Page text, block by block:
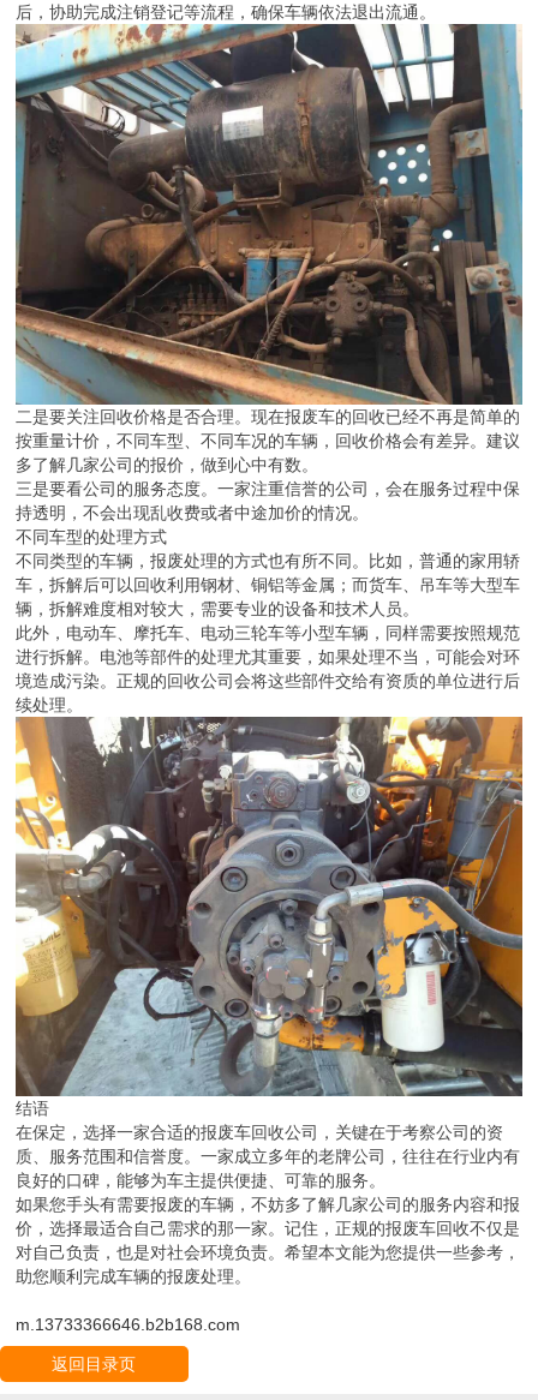
后，协助完成注销登记等流程，确保车辆依法退出流通。
二是要关注回收价格是否合理。现在报废车的回收已经不再是简单的
按重量计价，不同车型、不同车况的车辆，回收价格会有差异。建议
多了解几家公司的报价，做到心中有数。
三是要看公司的服务态度。一家注重信誉的公司，会在服务过程中保
持透明，不会出现乱收费或者中途加价的情况。
不同车型的处理方式
不同类型的车辆，报废处理的方式也有所不同。比如，普通的家用轿
车，拆解后可以回收利用钢材、铜铝等金属；而货车、吊车等大型车
辆，拆解难度相对较大，需要专业的设备和技术人员。
此外，电动车、摩托车、电动三轮车等小型车辆，同样需要按照规范
进行拆解。电池等部件的处理尤其重要，如果处理不当，可能会对环
境造成污染。正规的回收公司会将这些部件交给有资质的单位进行后
续处理。
结语
在保定，选择一家合适的报废车回收公司，关键在于考察公司的资
质、服务范围和信誉度。一家成立多年的老牌公司，往往在行业内有
良好的口碑，能够为车主提供便捷、可靠的服务。
如果您手头有需要报废的车辆，不妨多了解几家公司的服务内容和报
价，选择最适合自己需求的那一家。记住，正规的报废车回收不仅是
对自己负责，也是对社会环境负责。希望本文能为您提供一些参考，
助您顺利完成车辆的报废处理。
m.13733366646.b2b168.com
返回目录页